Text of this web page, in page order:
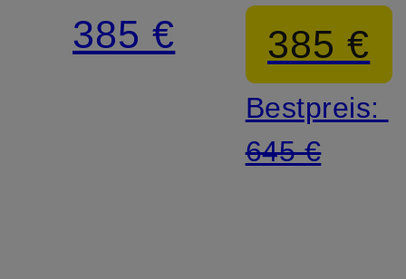
385 € 385 €
Bestpreis:
645 €